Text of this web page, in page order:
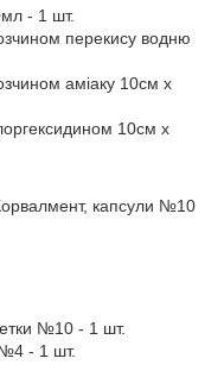
- 1 шт.
перекису водню
аміаку 10см х
10см х
капсули №10
№10 - 1 шт.
- 1 шт.